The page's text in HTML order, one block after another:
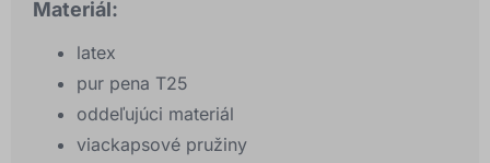
Materiál:
latex
pur pena T25
oddeľujúci materiál
viackapsové pružiny